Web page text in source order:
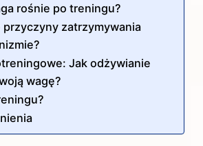
rośnie po treningu?
przyczyny zatrzymywania
Jak odżywianie
wagę?